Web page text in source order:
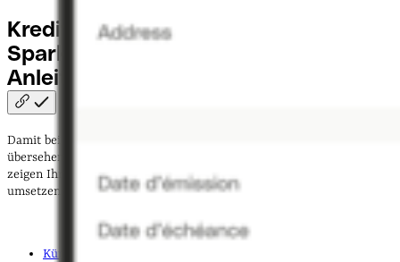
Kreditkarte kündigen bei der
Sparkasse:
Anleitung
Damit bei der Kündigung Ihrer Kreditkarte bei der Sparkasse nichts
übersehen wird, hilft ein klarer Fahrplan. Die folgenden Schritte
zeigen Ihnen, wie Sie die Kündigung reibungslos und rechtssicher
umsetzen:
Kündigungsfrist prüfen